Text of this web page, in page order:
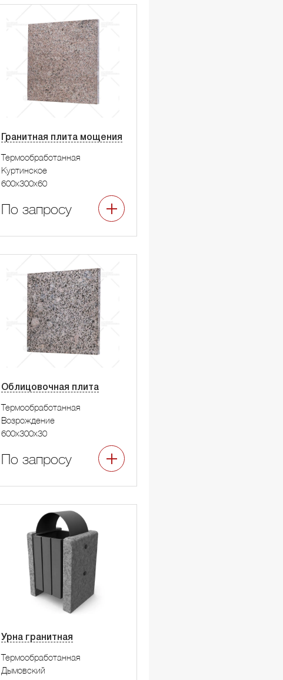
Гранитная плита мощения
Термообработанная
Куртинское
600x300x60
По запросу
Облицовочная плита
Термообработанная
Возрождение
600x300x30
По запросу
Урна гранитная
Термообработанная
Дымовский